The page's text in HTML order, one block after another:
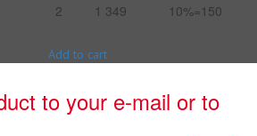
2
1 349 10%=150
Add to cart
to your e-mail or to